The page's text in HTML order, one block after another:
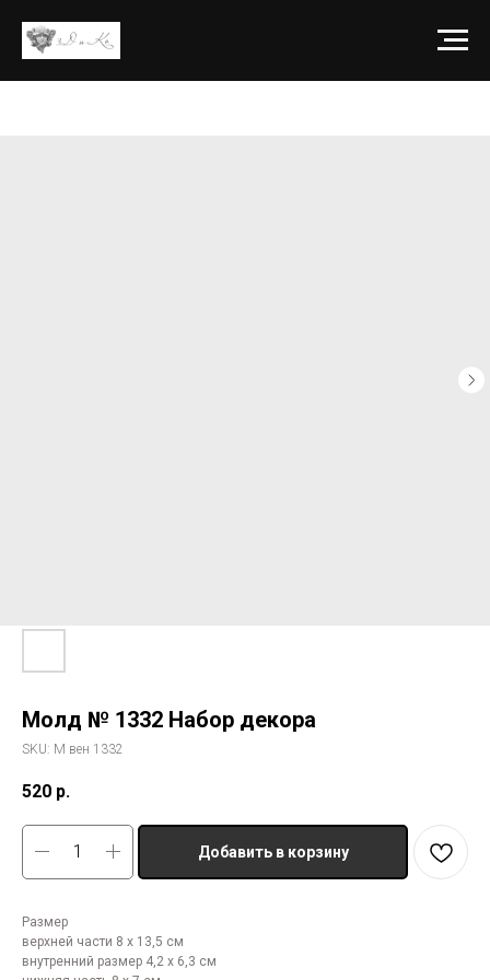
Молд № 1332 Набор декора
SKU: М вен 1332
520 р.
Добавить в корзину
Размер
верхней части 8 х 13,5 см
внутренний размер 4,2 х 6,3 см